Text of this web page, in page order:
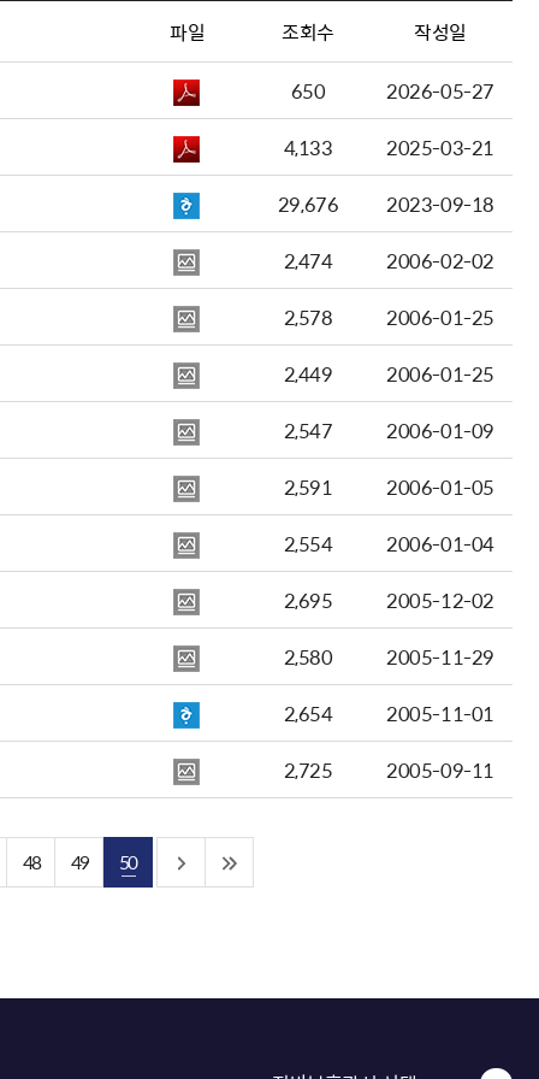
파일 조회수 작성일
650
2026-05-27
4,133
2025-03-21
29,676
2023-09-18
2,474
2006-02-02
2,578
2006-01-25
2,449
2006-01-25
2,547
2006-01-09
2,591
2006-01-05
2,554
2006-01-04
2,695
2005-12-02
2,580
2005-11-29
2,654
2005-11-01
2,725
2005-09-11
48 49 50